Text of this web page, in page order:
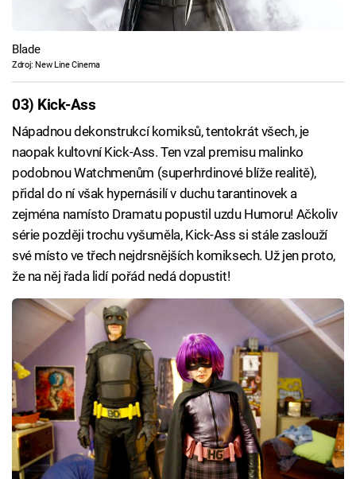
Blade
Zdroj: New Line Cinema
03) Kick-Ass
Nápadnou dekonstrukcí komiksů, tentokrát všech, je
naopak kultovní Kick-Ass. Ten vzal premisu malinko
podobnou Watchmenům (superhrdinové blíže realitě),
přidal do ní však hypernásilí v duchu tarantinovek a
zejména namísto Dramatu popustil uzdu Humoru! Ačkoliv
série později trochu vyšuměla, Kick-Ass si stále zaslouží
své místo ve třech nejdrsnějších komiksech. Už jen proto,
že na něj řada lidí pořád nedá dopustit!